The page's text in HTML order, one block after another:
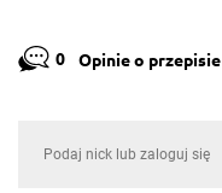
0 Opinie o przepisie